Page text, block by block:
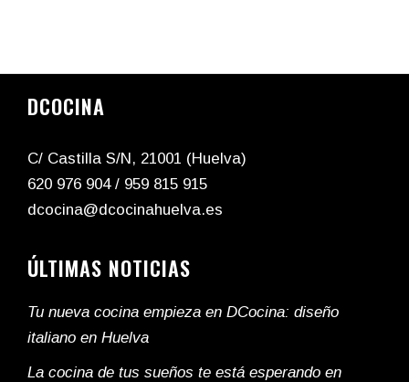
DCOCINA
C/ Castilla S/N, 21001 (Huelva)
620 976 904/ 959 815 915
dcocina@dcocinahuelva.es
ÚLTIMAS NOTICIAS
Tu nueva cocina empieza en DCocina: diseño
italiano en Huelva
La cocina de tus sueños te está esperando en